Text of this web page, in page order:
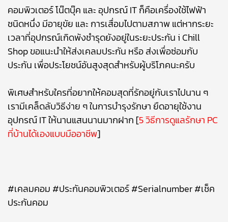
คอมพิวเตอร์ โน๊ตบุ๊ค และ อุปกรณ์ IT ก็คือเครื่องใช้ไฟฟ้า
ชนิดหนึ่ง มีอายุขัย และ การเสื่อมไปตามสภาพ แต่หากระยะ
เวลาที่อุปกรณ์เกิดพังชำรุดยังอยู่ในระยะประกัน i Chill
Shop ขอแนะนำให้ส่งเคลมประกัน หรือ ส่งเพื่อซ่อมกับ
ประกัน เพื่อประโยชน์อันสูงสุดสำหรับผู้บริโภคนะครับ
พิเศษสำหรับใครที่อยากให้คอมสุดที่รักอยู่กับเราไปนาน ๆ
เรามีเคล็ดลับวิธีง่าย ๆ ในการบำรุงรักษา ยืดอายุใช้งาน
อุปกรณ์ IT ให้นานแสนนานมากฝาก [5 วิธีการดูแลรักษา PC
ที่บ้านได้เองแบบมืออาชีพ]
#เคลมคอม #ประกันคอมพิวเตอร์ #Serialnumber #เช็ค
ประกันคอม